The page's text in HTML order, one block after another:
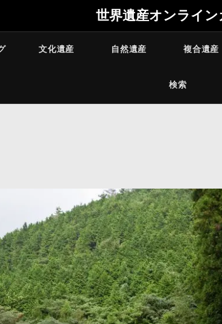
世界遺産オンライン
文化遺産 自然遺産 複合遺産
検索